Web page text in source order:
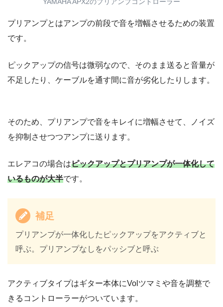
プリアンプとはアンプの前段で音を増幅させるための装置
です。
ピックアップの信号は微弱なので、そのまま送ると音量が
不足したり、ケーブルを通す間に音が劣化したりします。
そのため、プリアンプで音をキレイに増幅させて、ノイズ
を抑制させつつアンプに送ります。
エレアコの場合はピックアップとプリアンプが一体化して
いるものが大半です。
補足
プリアンプが一体化したピックアップをアクティブと
呼ぶ。プリアンプなしをパッシブと呼ぶ
アクティブタイプはギター本体にVolツマミや音を調整で
きるコントローラーがついています。